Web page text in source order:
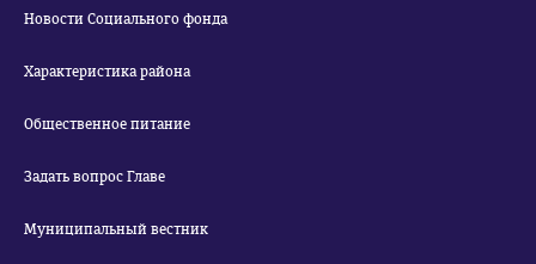
Новости Социального фонда
Характеристика района
Общественное питание
Задать вопрос Главе
Муниципальный вестник